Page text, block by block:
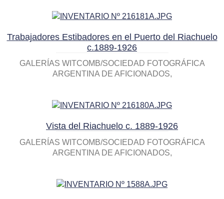
Trabajadores Estibadores en el Puerto del Riachuelo
c.1889-1926
GALERÍAS WITCOMB/SOCIEDAD FOTOGRÁFICA
ARGENTINA DE AFICIONADOS
Vista del Riachuelo c. 1889-1926
GALERÍAS WITCOMB/SOCIEDAD FOTOGRÁFICA
ARGENTINA DE AFICIONADOS